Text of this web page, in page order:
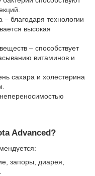
благодаря технологии
высокая
– способствует
витаминов и
сахара и холестерина
Advanced?
запоры, диарея,